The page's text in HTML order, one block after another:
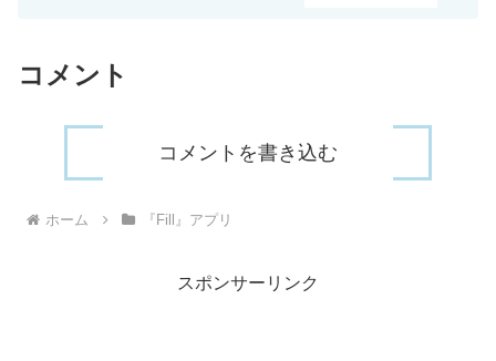
コメント
コメントを書き込む
ホーム 『Fill』アプリ
スポンサーリンク